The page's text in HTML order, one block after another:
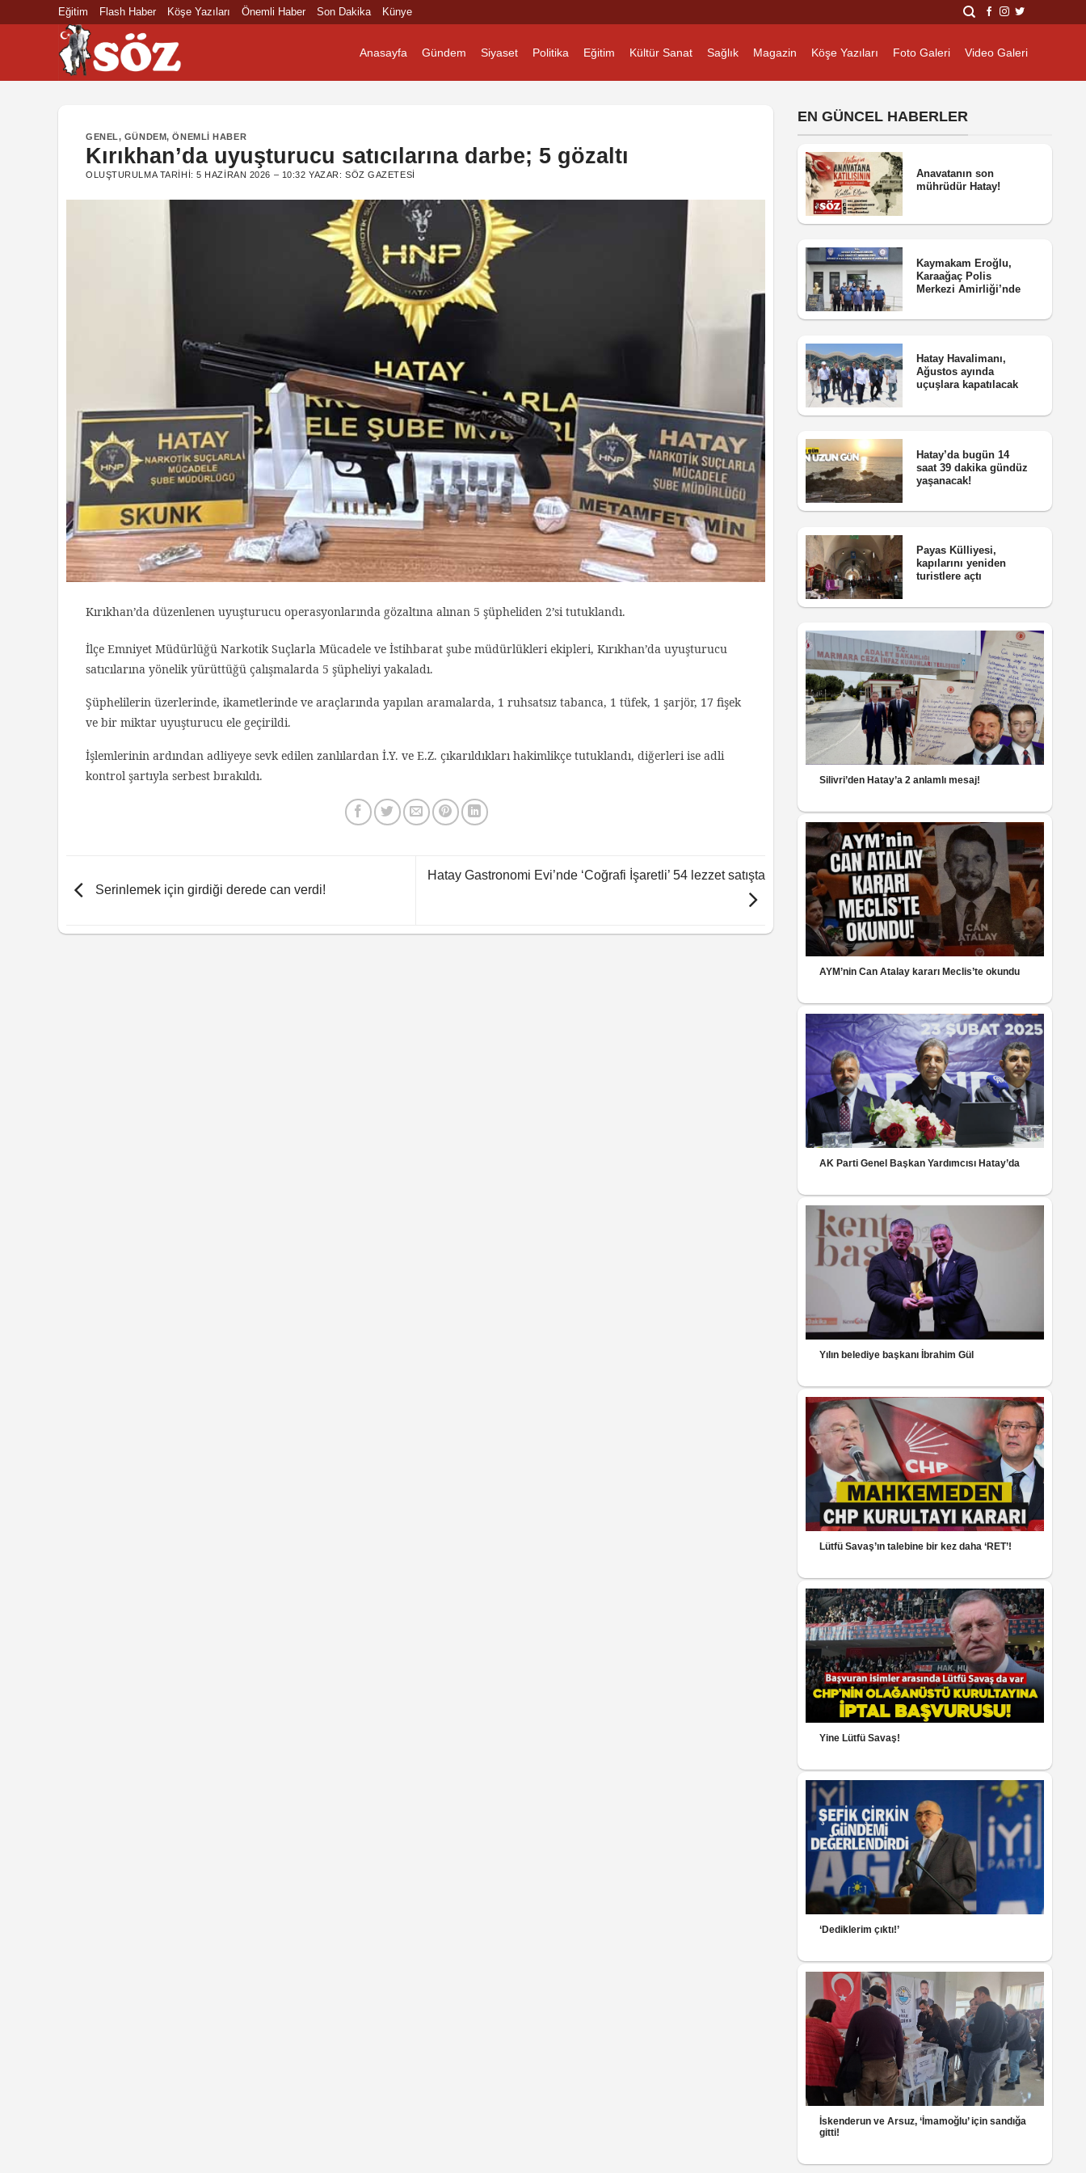
Eğitim Flash Haber Köşe Yazıları Önemli Haber Son Dakika Künye
Anasayfa Gündem Siyaset Politika Eğitim Kültür Sanat Sağlık Magazin Köşe Yazıları Foto Galeri Video Galeri
GENEL, GÜNDEM,ÖNEMLI HABER
Kırıkhan’da uyuşturucu satıcılarına darbe; 5 gözaltı
OLUŞTURULMA TARIHI:5 HAZIRAN 2026 – 10:32 YAZAR:SÖZ GAZETESI
Kırıkhan’da düzenlenen uyuşturucu operasyonlarında gözaltına alınan 5 şüpheliden 2’si tutuklandı.
İlçe Emniyet Müdürlüğü Narkotik Suçlarla Mücadele ve İstihbarat şube müdürlükleri ekipleri, Kırıkhan’da uyuşturucu
satıcılarına yönelik yürüttüğü çalışmalarda 5 şüpheliyi yakaladı.
Şüphelilerin üzerlerinde, ikametlerinde ve araçlarında yapılan aramalarda, 1 ruhsatsız tabanca, 1 tüfek, 1 şarjör, 17 fişek
ve bir miktar uyuşturucu ele geçirildi.
İşlemlerinin ardından adliyeye sevk edilen zanlılardan İ.Y. ve E.Z. çıkarıldıkları hakimlikçe tutuklandı, diğerleri ise adli
kontrol şartıyla serbest bırakıldı.
Serinlemek için girdiği derede can verdi!
Hatay Gastronomi Evi’nde ‘Coğrafi İşaretli’ 54 lezzet satışta
EN GÜNCEL HABERLER
Anavatanın son
mührüdür Hatay!
Kaymakam Eroğlu,
Karaağaç Polis
Merkezi Amirliği’nde
Hatay Havalimanı,
Ağustos ayında
uçuşlara kapatılacak
Hatay’da bugün 14
saat 39 dakika gündüz
yaşanacak!
Payas Külliyesi,
kapılarını yeniden
turistlere açtı
Silivri’den Hatay’a 2 anlamlı mesaj!
AYM’nin Can Atalay kararı Meclis’te okundu
AK Parti Genel Başkan Yardımcısı Hatay’da
Yılın belediye başkanı İbrahim Gül
Lütfü Savaş’ın talebine bir kez daha ‘RET’!
Yine Lütfü Savaş!
‘Dediklerim çıktı!’
İskenderun ve Arsuz, ‘İmamoğlu’ için sandığa
gitti!